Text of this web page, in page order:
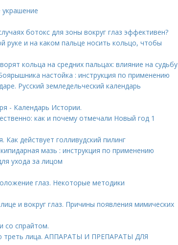
ботокс для зоны вокруг глаз эффективен?
руке и на каком пальце носить кольцо, чтобы
кольца на средних пальцах: влияние на судьбу
настойка : инструкция по применению
Русский земледельческий календарь
- Календарь Истории.
как и почему отмечали Новый год 1
действует голливудский пилинг
мазь : инструкция по применению
ухода за лицом
глаз. Некоторые методики
и вокруг глаз. Причины появления мимических
со спрайтом.
треть лица. АППАРАТЫ И ПРЕПАРАТЫ ДЛЯ